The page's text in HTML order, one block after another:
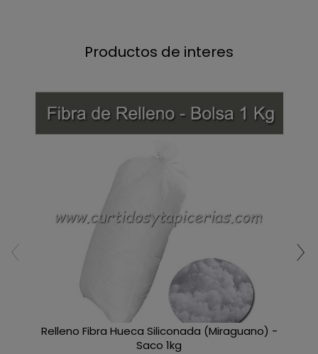
Productos de interes
Relleno Fibra Hueca Siliconada (Miraguano) -
Saco 1kg